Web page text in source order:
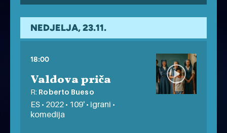
NEDJELJA, 23.11.
18:00
Valdova priča
R: Roberto Bueso
ES • 2022 • 109' • igrani •
komedija